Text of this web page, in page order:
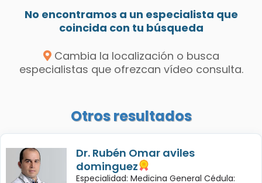
No encontramos a un especialista que
coincida con tu búsqueda
Cambia la localización o busca
especialistas que ofrezcan vídeo consulta.
Otros resultados
Dr. Rubén Omar aviles
dominguez
Especialidad: Medicina General Cédula: